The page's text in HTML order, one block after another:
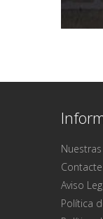
Aviso
Política